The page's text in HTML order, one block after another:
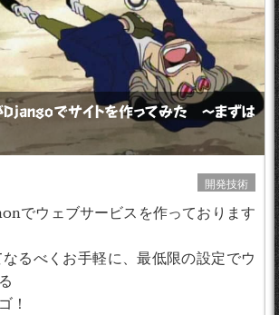
でサイトを作ってみた 〜まずは
開発技術
でウェブサービスを作っております
るべくお手軽に、最低限の設定でウ
！